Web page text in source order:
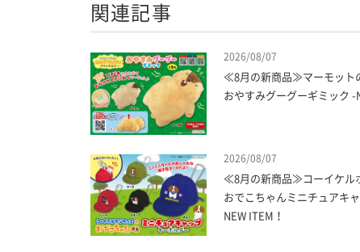
関連記事
2026/08/07
≪8月の新商品≫マーモット
おやすみグーグーギミック -
2026/08/07
≪8月の新商品≫コーイケル
おでこちゃんミニチュアキ
NEW ITEM！